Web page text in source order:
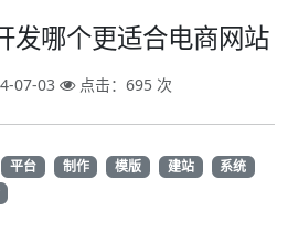
发哪个更适合电商网站
07-03 点击：695 次
平台 制作 模版 建站
系统